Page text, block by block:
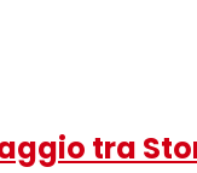
tra